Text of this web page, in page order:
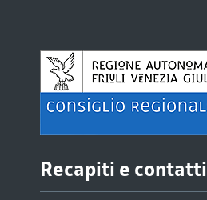
Recapiti e contatti